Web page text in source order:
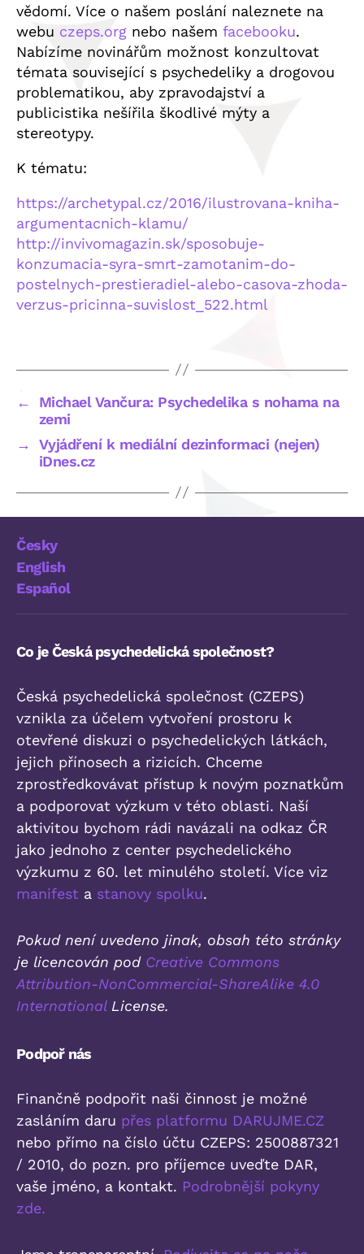
vědomí. Více o našem poslání naleznete na
webu czeps.org nebo našem facebooku.
Nabízíme novinářům možnost konzultovat
témata související s psychedeliky a drogovou
problematikou, aby zpravodajství a
publicistika nešířila škodlivé mýty a
stereotypy.
K tématu:
https://archetypal.cz/2016/ilustrovana-kniha-
argumentacnich-klamu/
http://invivomagazin.sk/sposobuje-
konzumacia-syra-smrt-zamotanim-do-
postelnych-prestieradiel-alebo-casova-zhoda-
verzus-pricinna-suvislost_522.html
←
Michael Vančura: Psychedelika s nohama na
zemi
→
Vyjádření k mediální dezinformaci (nejen)
iDnes.cz
Česky
English
Español
Co je Česká psychedelická společnost?
Česká psychedelická společnost (CZEPS)
vznikla za účelem vytvoření prostoru k
otevřené diskuzi o psychedelických látkách,
jejich přínosech a rizicích. Chceme
zprostředkovávat přístup k novým poznatkům
a podporovat výzkum v této oblasti. Naší
aktivitou bychom rádi navázali na odkaz ČR
jako jednoho z center psychedelického
výzkumu z 60. let minulého století. Více viz
manifest a stanovy spolku.
Pokud není uvedeno jinak, obsah této stránky
je licencován pod Creative Commons
Attribution-NonCommercial-ShareAlike 4.0
InternationalLicense.
Podpoř nás
Finančně podpořit naši činnost je možné
zasláním daru přes platformu DARUJME.CZ
nebo přímo na číslo účtu CZEPS: 2500887321
/ 2010, do pozn. pro příjemce uveďte DAR,
vaše jméno, a kontakt. Podrobnější pokyny
zde.